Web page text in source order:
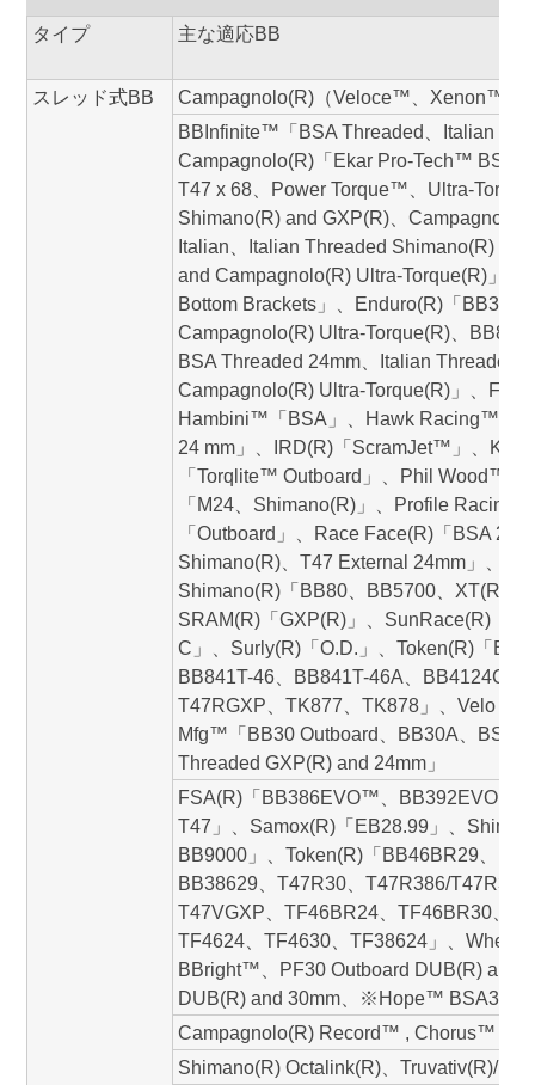
タイプ 主な適応BB
スレッド式BB
Campagnolo(R)（Veloce™、Xenon™
BBInfinite™「BSA Threaded、Italian
Campagnolo(R)「Ekar Pro-Tech™ BSA
T47 x 68、Power Torque™、Ultra-
Shimano(R) and GXP(R)、
Italian、Italian Threaded Shimano(R)
and Campagnolo(R) Ultra-Torque(R)」
Bottom Brackets」、Enduro(R)「BB30/
Campagnolo(R) Ultra-Torque(R)、BB86/
BSA Threaded 24mm、Italian Threaded
Campagnolo(R) Ultra-Torque(R)」、
Hambini™「BSA」、Hawk Racing™「
24 mm」、IRD(R)「ScramJet™」、
「Torqlite™ Outboard」、Phil Wood™「
「M24、Shimano(R)」、Profile
「Outboard」、Race Face(R)「BSA
Shimano(R)、T47 External 24mm」、
Shimano(R)「BB80、BB5700、XT(R)
SRAM(R)「GXP(R)」、SunRace(R)「
C」、Surly(R)「O.D.」、Token(R)「
BB841T-46、BB841T-46A、BB4124C
T47RGXP、TK877、TK878」、Velo
Mfg™「BB30 Outboard、BB30A、BSA
Threaded GXP(R) and 24mm」
FSA(R)「BB386EVO™、BB392EVO™
T47」、Samox(R)「EB28.99」、
BB9000」、Token(R)「BB46BR29、
BB38629、T47R30、T47R386/
T47VGXP、TF46BR24、TF46BR30、
TF4624、TF4630、TF38624」、
BBright™、PF30 Outboard DUB(R) and
DUB(R) and 30mm、※Hope™ BSA30に
Campagnolo(R) Record™ , Chorus™ ,
Shimano(R) Octalink(R)、Truvativ(R)/